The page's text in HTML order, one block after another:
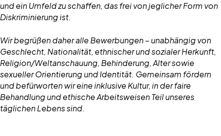
und ein Umfeld zu schaffen, das frei von jeglicher Form von
Diskriminierung ist.
Wir begrüßen daher alle Bewerbungen – unabhängig von
Geschlecht, Nationalität, ethnischer und sozialer Herkunft,
Religion/Weltanschauung, Behinderung, Alter sowie
sexueller Orientierung und Identität. Gemeinsam fördern
und befürworten wir eine inklusive Kultur, in der faire
Behandlung und ethische Arbeitsweisen Teil unseres
täglichen Lebens sind.